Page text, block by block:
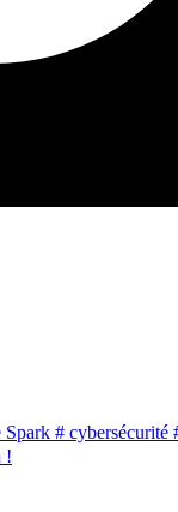
Spark # cybersécurité
!